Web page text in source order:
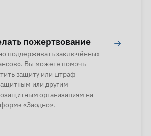
пожертвование
поддерживать заключённых
Вы можете помочь
защиту или штраф
или другим
организациям на
«Заодно».
→